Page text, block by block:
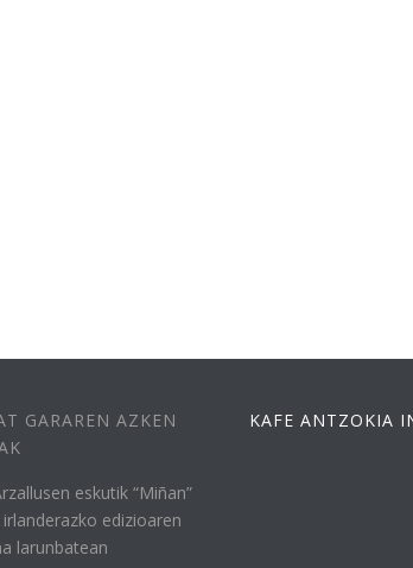
GARAREN AZKEN
eskutik “Miñan”
edizioaren
larunbatean
KAFE ANTZOKIA